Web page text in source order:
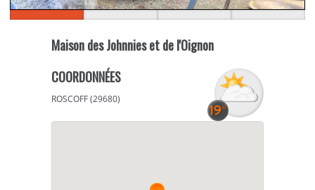
Maison des Johnnies et de l'Oignon
COORDONNÉES
ROSCOFF (29680)